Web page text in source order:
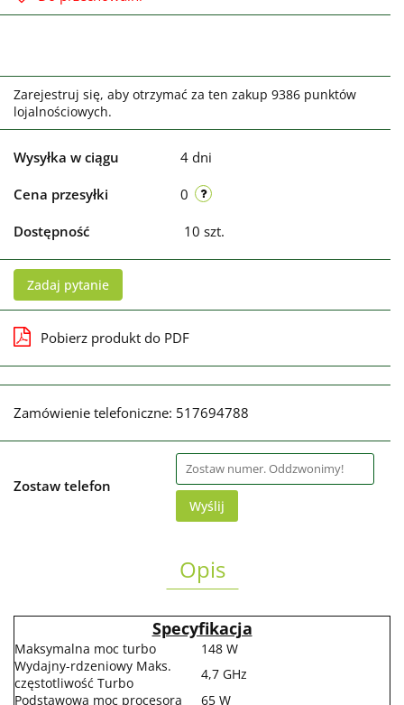
Zarejestruj się, aby otrzymać za ten zakup 9386 punktów
lojalnościowych.
Wysyłka w ciągu 4 dni
Cena przesyłki 0
Dostępność 10 szt.
Zadaj pytanie
Pobierz produkt do PDF
Zamówienie telefoniczne: 517694788
Zostaw telefon
Wyślij
Opis
Specyfikacja
Maksymalna moc turbo
148 W
Wydajny-rdzeniowy Maks.
częstotliwość Turbo
4,7 GHz
Podstawowa moc procesora
65 W